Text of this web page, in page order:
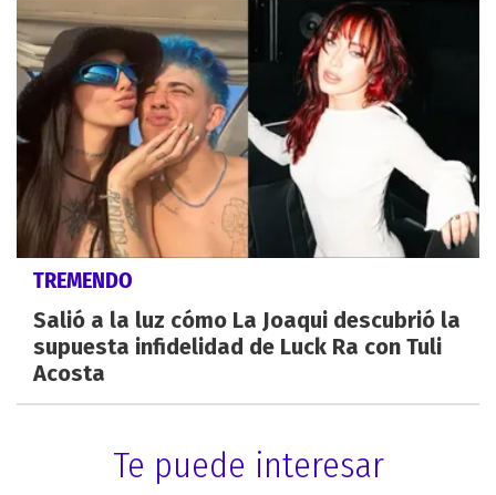
TREMENDO
Salió a la luz cómo La Joaqui descubrió la
supuesta infidelidad de Luck Ra con Tuli
Acosta
Te puede interesar